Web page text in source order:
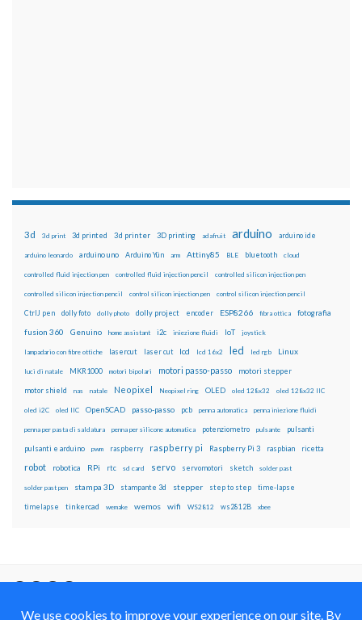
3d 3d print 3d printed 3d printer 3D printing adafruit arduino arduino ide
arduino leonardo arduino uno Arduino Yún arm Attiny85 BLE bluetooth cloud
controlled fluid injection pen controlled fluid injection pencil controlled silicon injection pen
controlled silicon injection pencil control silicon injection pen control silicon injection pencil
CtrlJ pen dolly foto dolly photo dolly project encoder ESP8266 fibra ottica fotografia
fusion 360 Genuino home assistant i2c iniezione fluidi IoT joystick
lampadario con fibre ottiche lasercut laser cut lcd lcd 16x2 led led rgb Linux
luci di natale MKR1000 motori bipolari motori passo-passo motori stepper
motor shield nas natale Neopixel Neopixel ring OLED oled 128x32 oled 128x32 IIC
oled i2C oled IIC OpenSCAD passo-passo pcb penna automatica penna iniezione fluidi
penna per pasta di saldatura penna per silicone automatica potenziometro pulsante pulsanti
pulsanti e arduino pwm raspberry raspberry pi Raspberry Pi 3 raspbian ricetta
robot robotica RPi rtc sd card servo servomotori sketch solder past
solder past pen stampa 3D stampante 3d stepper step to step time-lapse
timelapse tinkercad wemake wemos wifi WS2812 ws2812B xbee